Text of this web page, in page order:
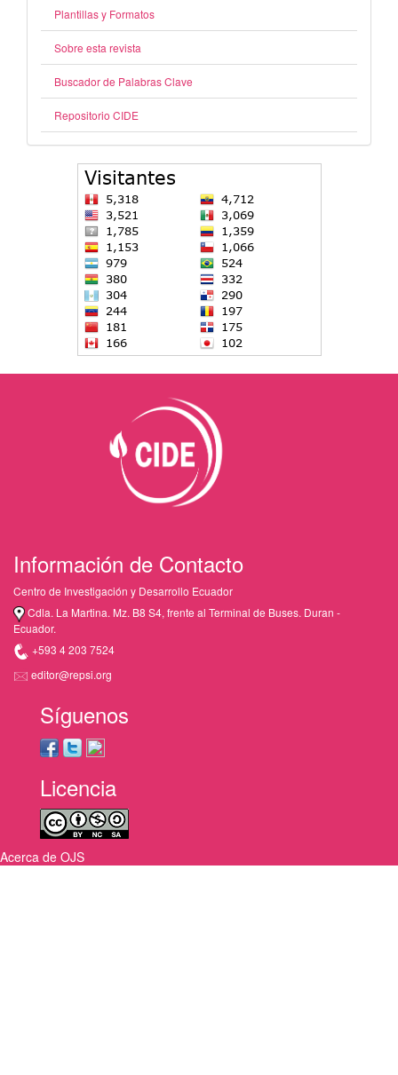
Plantillas y Formatos
Sobre esta revista
Buscador de Palabras Clave
Repositorio CIDE
Información de Contacto
Centro de Investigación y Desarrollo Ecuador
Cdla. La Martina. Mz. B8 S4, frente al Terminal de Buses. Duran -
Ecuador.
+593 4 203 7524
editor@repsi.org
Síguenos
Licencia
Acerca de OJS